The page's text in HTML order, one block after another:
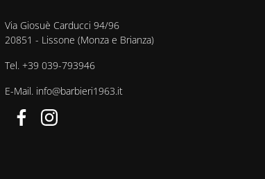
Via Giosuè Carducci 94/96
20851 - Lissone (Monza e Brianza)
Tel. +39 039-793946
E-Mail. info@barbieri1963.it